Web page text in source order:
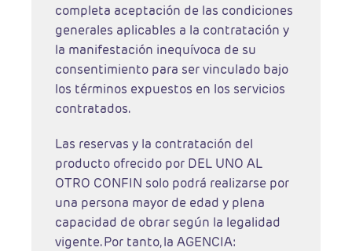
completa aceptación de las condiciones
generales aplicables a la contratación y
la manifestación inequívoca de su
consentimiento para ser vinculado bajo
los términos expuestos en los servicios
contratados.
Las reservas y la contratación del
producto ofrecido por DEL UNO AL
OTRO CONFIN solo podrá realizarse por
una persona mayor de edad y plena
capacidad de obrar según la legalidad
vigente. Por tanto, la AGENCIA: